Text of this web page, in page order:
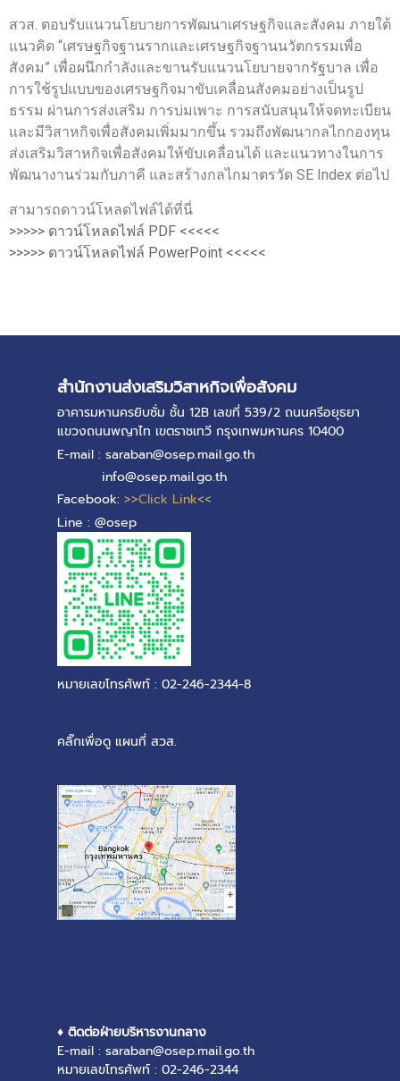
สวส. ตอบรับแนวนโยบายการพัฒนาเศรษฐกิจและสังคม ภายใต้
แนวคิด “เศรษฐกิจฐานรากและเศรษฐกิจฐานนวัตกรรมเพื่อ
สังคม” เพื่อผนึกกำลังและขานรับแนวนโยบายจากรัฐบาล เพื่อ
การใช้รูปแบบของเศรษฐกิจมาขับเคลื่อนสังคมอย่างเป็นรูป
ธรรม ผ่านการส่งเสริม การบ่มเพาะ การสนับสนุนให้จดทะเบียน
และมีวิสาหกิจเพื่อสังคมเพิ่มมากขึ้น รวมถึงพัฒนากลไกกองทุน
ส่งเสริมวิสาหกิจเพื่อสังคมให้ขับเคลื่อนได้ และแนวทางในการ
พัฒนางานร่วมกับภาคี และสร้างกลไกมาตรวัด SE Index ต่อไป
สามารถดาวน์โหลดไฟล์ได้ที่นี่
>>>>> ดาวน์โหลดไฟล์ PDF <<<<<
>>>>> ดาวน์โหลดไฟล์ PowerPoint <<<<<
สำนักงานส่งเสริมวิสาหกิจเพื่อสังคม
อาคารมหานครยิบซั่ม ชั้น 12B เลขที่ 539/2 ถนนศรีอยุธยา
แขวงถนนพญาไท เขตราชเทวี กรุงเทพมหานคร 10400
E-mail : saraban@osep.mail.go.th
info@osep.mail.go.th
Facebook: >>Click Link<<
Line : @osep
หมายเลขโทรศัพท์ : 02-246-2344-8
คลิ๊กเพื่อดู แผนที่ สวส.
♦ ติดต่อฝ่ายบริหารงานกลาง
E-mail : saraban@osep.mail.go.th
หมายเลขโทรศัพท์ : 02-246-2344